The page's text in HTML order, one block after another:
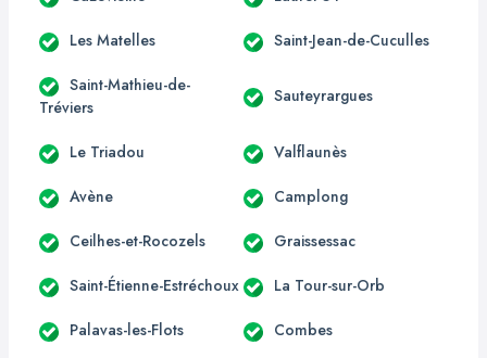
Les Matelles Saint-Jean-de-Cuculles
Saint-Mathieu-de-
Tréviers
Sauteyrargues
Le Triadou Valflaunès
Avène Camplong
Ceilhes-et-Rocozels Graissessac
Saint-Étienne-Estréchoux La Tour-sur-Orb
Palavas-les-Flots Combes